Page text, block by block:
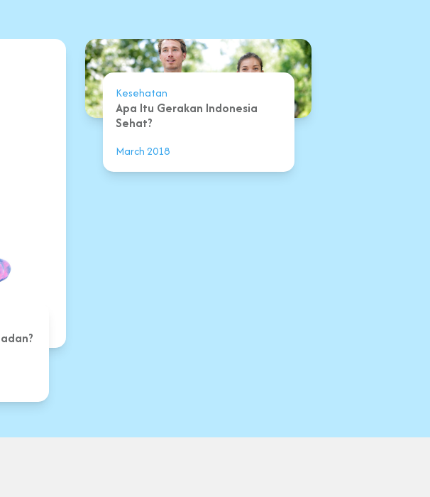
Kesehatan
Apa Itu Gerakan Indonesia
Sehat?
March 2018